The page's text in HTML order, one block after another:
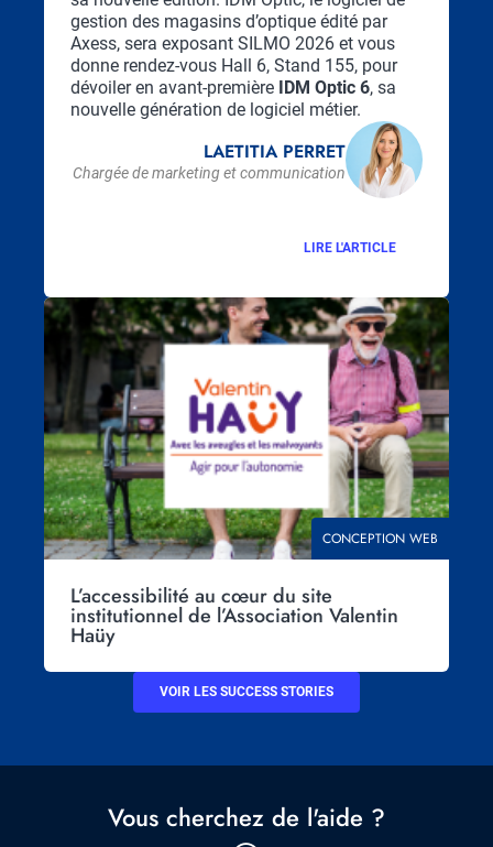
gestion des magasins d’optique édité par
Axess, sera exposant SILMO 2026 et vous
donne rendez-vous Hall 6, Stand 155, pour
dévoiler en avant-première IDM Optic 6, sa
nouvelle génération de logiciel métier.
LAETITIA PERRET
Chargée de marketing et communication
LIRE L'ARTICLE
Visuel
principal
THÉMATIQUE
CONCEPTION WEB
L’accessibilité au cœur du site
institutionnel de l’Association Valentin
Haüy
VOIR LES SUCCESS STORIES
Vous cherchez de l'aide ?